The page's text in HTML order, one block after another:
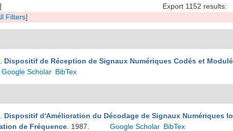
Export 1152 results:
]
Filters]
Dispositif de Réception de Signaux Numériques Codés et
Google Scholar BibTex
Dispositif d'Amélioration du Décodage de Signaux Numériques
de Fréquence . 1987. Google Scholar BibTex